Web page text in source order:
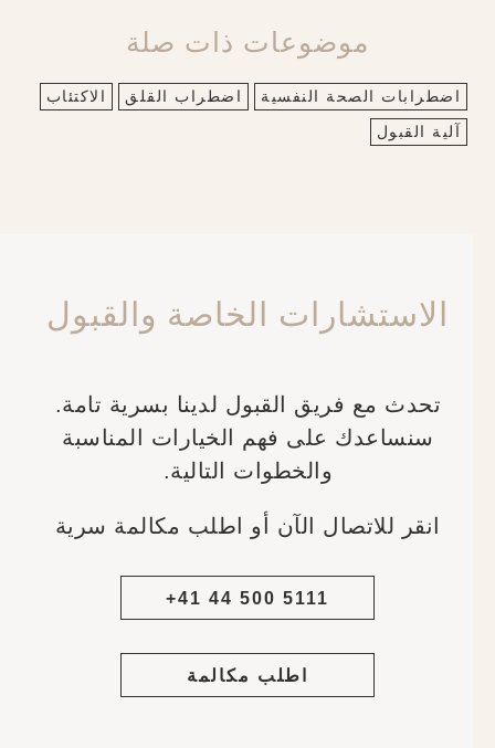
موضوعات ذات صلة
اضطرابات الصحة النفسية اضطراب القلق
الاكتئاب
آلية القبول
الاستشارات الخاصة والقبول
تحدث مع فريق القبول لدينا بسرية تامة.
سنساعدك على فهم الخيارات المناسبة
والخطوات التالية.
انقر للاتصال الآن أو اطلب مكالمة سرية
+41 44 500 5111
اطلب مكالمة